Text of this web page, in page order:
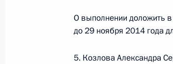
21 марта 2014 года,
О выполнении доложить
до 29 ноября 2014 года
5. Козлова Александра